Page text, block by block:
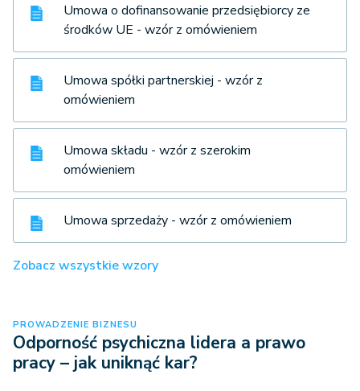
Umowa o dofinansowanie przedsiębiorcy ze
środków UE - wzór z omówieniem
Umowa spółki partnerskiej - wzór z
omówieniem
Umowa składu - wzór z szerokim
omówieniem
Umowa sprzedaży - wzór z omówieniem
Zobacz wszystkie wzory
PROWADZENIE BIZNESU
Odporność psychiczna lidera a prawo
pracy – jak uniknąć kar?